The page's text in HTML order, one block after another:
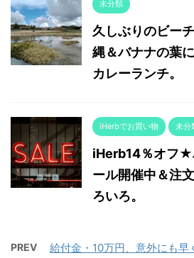
未分類
久しぶりのビー
縄＆バナナの葉
カレーランチ。
iHerbでお買い物 未分
iHerb14％オフ★
ール開催中＆注
ろいろ。
PREV
給付金・10万円、意外にも早